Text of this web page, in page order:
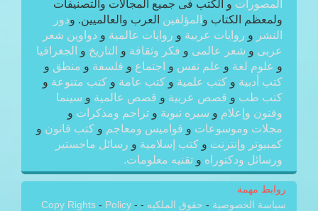
المصورات و الكتب فى جميع المجالات والتصنيفات
ولمعظم الكتاب و المؤلفين العرب والعالميين. ودور
النشر و روايات عربية و روايات عالمية و دواوين شعر
عربى و شعر عالمى و فكر وثقافة و التاريخ و الجغرافيا
و علوم لغة و علم نفس و اجتماع و فلسفة و منطق و
كتب أدبية و كتب علمية و كتب عامة و كتب متنوعة و
كتب طب و قصص عربية و قصص عالمية و سينما
وفنون وإعلام و سيره نبوية و تراجم ومذكرات و
مجلات وموسوعات و قواميس ومعاجم و كتب قانون و
كمبيوتر وإنترنت و كتب إسلامية و رسائل ماجستير
ورسائل ودكتوراه و تقنيه معلومات.
روابط مهمة
سياسة الخصوصية - حقوق الملكيه -
Copy Rights - Policy -